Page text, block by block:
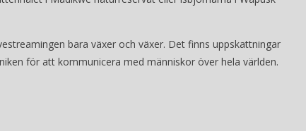
bara växer och växer. Det finns uppskattningar
för att kommunicera med människor över hela världen.